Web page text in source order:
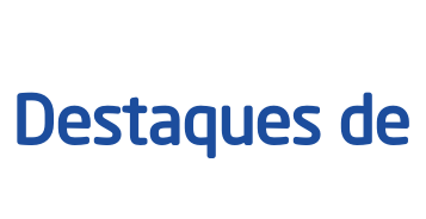
Destaques de